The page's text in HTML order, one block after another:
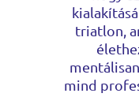
triatlon,
mind